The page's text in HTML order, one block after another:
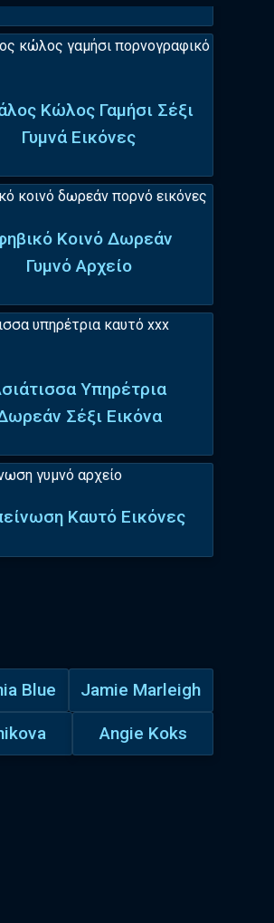
Κώλος Γαμήσι Σέξι
Γυμνά Εικόνες
Κοινό Δωρεάν
Γυμνό Αρχείο
Υπηρέτρια
Σέξι Εικόνα
Καυτό Εικόνες
Blue Jamie Marleigh
Angie Koks